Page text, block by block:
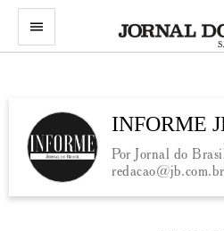
menu
INFORME
Por Jornal do
redacao@jb.com.br